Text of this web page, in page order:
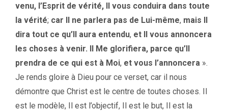
venu, l’Esprit de vérité, Il vous conduira dans toute
la vérité; car Il ne parlera pas de Lui-même, mais Il
dira tout ce qu’Il aura entendu, et Il vous annoncera
les choses à venir. Il Me glorifiera, parce qu’Il
prendra de ce qui est à Moi, et vous l’annoncera ».
Je rends gloire à Dieu pour ce verset, car il nous
démontre que Christ est le centre de toutes choses. Il
est le modèle, Il est l’objectif, Il est le but, Il est la